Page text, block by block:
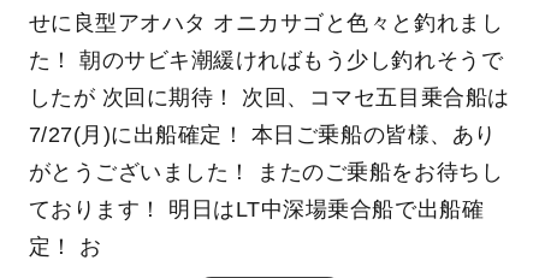
せに良型アオハタ オニカサゴと色々と釣れまし
た！ 朝のサビキ潮緩ければもう少し釣れそうで
したが 次回に期待！ 次回、コマセ五目乗合船は
7/27(月)に出船確定！ 本日ご乗船の皆様、あり
がとうございました！ またのご乗船をお待ちし
ております！ 明日はLT中深場乗合船で出船確
定！ お